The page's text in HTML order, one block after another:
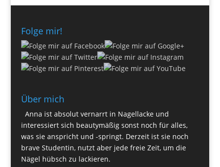
Folge mir!
Über mich
Anna ist absolut vernarrt in Nagellacke und
interessiert sich beautymäßig sonst noch für alles,
was sie anspricht und -springt. Derzeit ist sie noch
brave Studentin, nutzt aber jede freie Zeit, um die
Nägel hübsch zu lackieren.